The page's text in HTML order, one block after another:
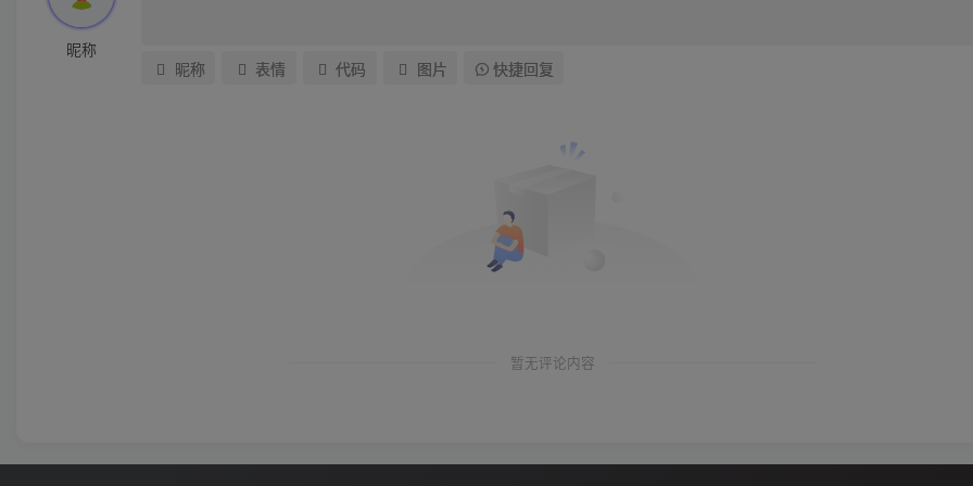
昵称
昵称
表情 代码 图片 快捷回复
暂无评论内容